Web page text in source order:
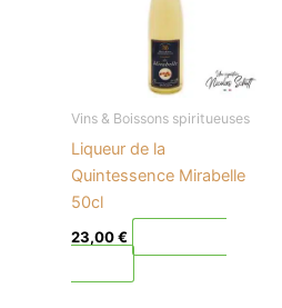
Vins & Boissons spiritueuses
Liqueur de la
Quintessence Mirabelle
50cl
23,00€